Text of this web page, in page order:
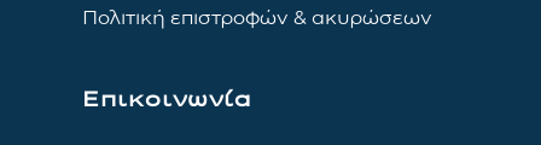
Πολιτική επιστροφών & ακυρώσεων
Επικοινωνία